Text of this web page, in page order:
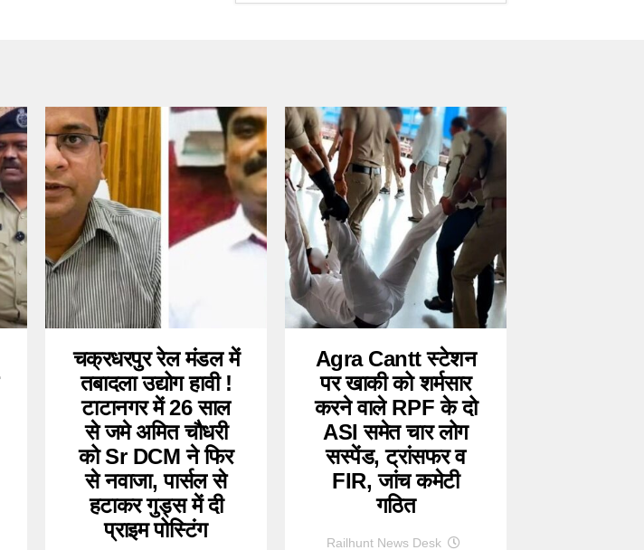
चक्रधरपुर रेल मंडल में
तबादला उद्योग हावी !
टाटानगर में 26 साल
से जमे अमित चौधरी
को Sr DCM ने फिर
से नवाजा, पार्सल से
हटाकर गुड्स में दी
प्राइम पोस्टिंग
Agra Cantt स्टेशन
पर खाकी को शर्मसार
करने वाले RPF के दो
ASI समेत चार लोग
सस्पेंड, ट्रांसफर व
FIR, जांच कमेटी
गठित
Railhunt News Desk